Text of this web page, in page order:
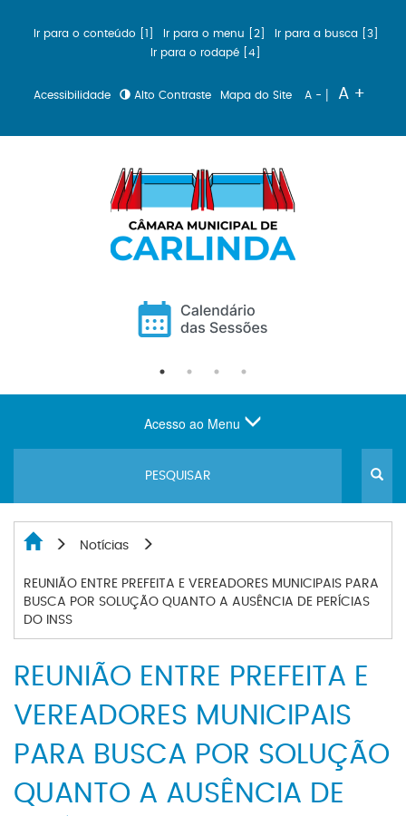
Ir para o conteúdo [1] Ir para o menu [2]
Ir para a busca [3]
Ir para o rodapé [4]
Acessibilidade Alto Contraste Mapa do Site A - | A +
Acesso ao Menu
Notícias
REUNIÃO ENTRE PREFEITA E VEREADORES MUNICIPAIS PARA
BUSCA POR SOLUÇÃO QUANTO A AUSÊNCIA DE PERÍCIAS
DO INSS
REUNIÃO ENTRE PREFEITA E
VEREADORES MUNICIPAIS
PARA BUSCA POR SOLUÇÃO
QUANTO A AUSÊNCIA DE